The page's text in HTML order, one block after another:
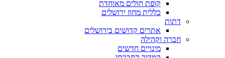
קופת חולים מאוחדת
כללית מחוז ירושלים
דתות
אתרים קדושים בירושלים
חברה וקהילה
מינויים חדשים